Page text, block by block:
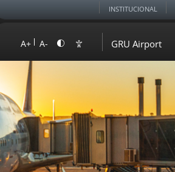
INSTITUCIONAL
A+ A- GRU Airport